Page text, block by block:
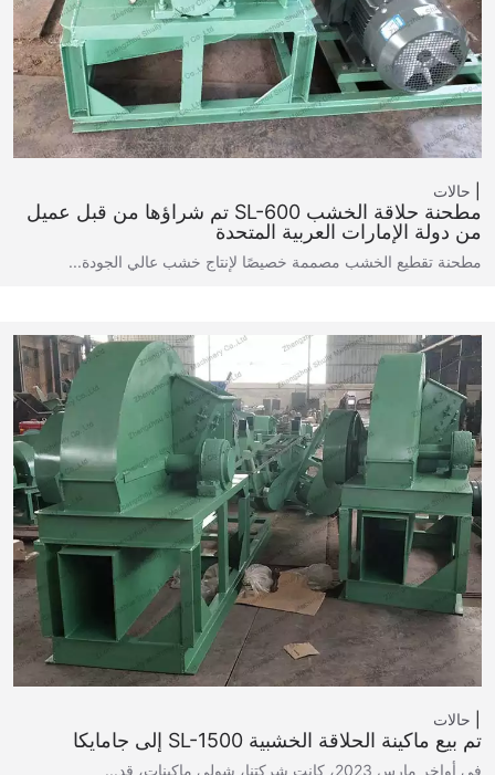
حالات
مطحنة حلاقة الخشب SL-600 تم شراؤها من قبل عميل
من دولة الإمارات العربية المتحدة
مطحنة تقطيع الخشب مصممة خصيصًا لإنتاج خشب عالي الجودة...
حالات
تم بيع ماكينة الحلاقة الخشبية SL-1500 إلى جامايكا
في أواخر مارس 2023، كانت شركتنا، شولي ماكينات، قد...